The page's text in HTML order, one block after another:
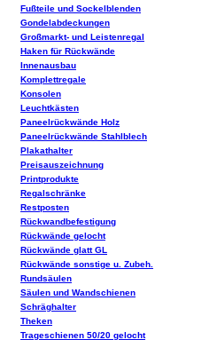
Fußteile und Sockelblenden
Gondelabdeckungen
Großmarkt- und Leistenregal
Haken für Rückwände
Innenausbau
Komplettregale
Konsolen
Leuchtkästen
Paneelrückwände Holz
Paneelrückwände Stahlblech
Plakathalter
Preisauszeichnung
Printprodukte
Regalschränke
Restposten
Rückwandbefestigung
Rückwände gelocht
Rückwände glatt GL
Rückwände sonstige u. Zubeh.
Rundsäulen
Säulen und Wandschienen
Schräghalter
Theken
Trageschienen 50/20 gelocht